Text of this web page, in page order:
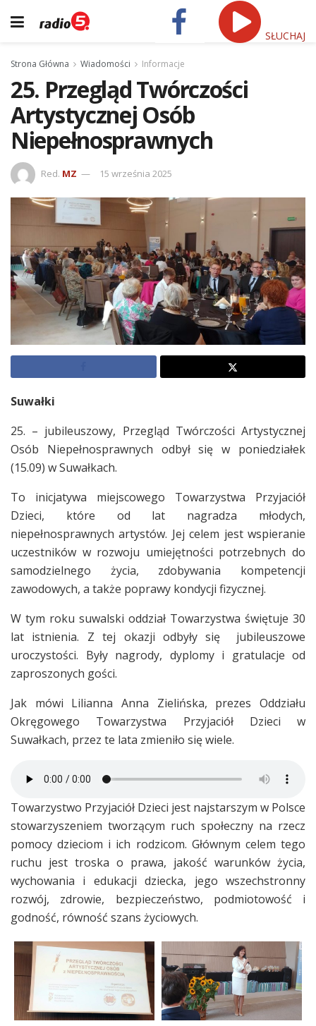
SŁUCHAJ
Strona Główna Wiadomości Informacje
25. Przegląd Twórczości
Artystycznej Osób
Niepełnosprawnych
Red. MZ 15 września 2025
Suwałki
25. – jubileuszowy, Przegląd Twórczości Artystycznej
Osób Niepełnosprawnych odbył się w poniedziałek
(15.09) w Suwałkach.
To inicjatywa miejscowego Towarzystwa Przyjaciół
Dzieci, które od lat nagradza młodych,
niepełnosprawnych artystów. Jej celem jest wspieranie
uczestników w rozwoju umiejętności potrzebnych do
samodzielnego życia, zdobywania kompetencji
zawodowych, a także poprawy kondycji fizycznej.
W tym roku suwalski oddział Towarzystwa świętuje 30
lat istnienia. Z tej okazji odbyły się jubileuszowe
uroczystości. Były nagrody, dyplomy i gratulacje od
zaproszonych gości.
Jak mówi Lilianna Anna Zielińska, prezes Oddziału
Okręgowego Towarzystwa Przyjaciół Dzieci w
Suwałkach, przez te lata zmieniło się wiele.
Towarzystwo Przyjaciół Dzieci jest najstarszym w Polsce
stowarzyszeniem tworzącym ruch społeczny na rzecz
pomocy dzieciom i ich rodzicom. Głównym celem tego
ruchu jest troska o prawa, jakość warunków życia,
wychowania i edukacji dziecka, jego wszechstronny
rozwój, zdrowie, bezpieczeństwo, podmiotowość i
godność, równość szans życiowych.